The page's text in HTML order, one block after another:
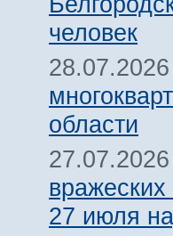
человек
области
27 июля